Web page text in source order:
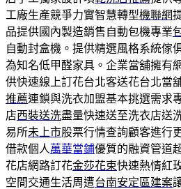
工廠生產競爭力實智慧轉型機聯網
品提供國內製造銷售自動包機專業
自動封盒機。提供精選風格系統傢
為知名低甲醛家具。企業當舖擁有
供快速線上訂花台北客送花台北當
推薦連鎖與洗衣加盟基本挑選需求
店西裝送洗盡量快速送至洗衣店送
易所未上市股票行情查詢顧客進行
借款個人萬華當鋪優質的融資管道
花店網路訂花金莎花束快速熱情紅
空間交通生活周遭台南安定區建案